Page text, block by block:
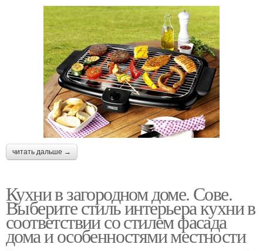
читать дальше →
Кухни в загородном доме. Сове.
Выберите стиль интерьера кухни в
соответствии со стилем фасада
дома и особенностями местности